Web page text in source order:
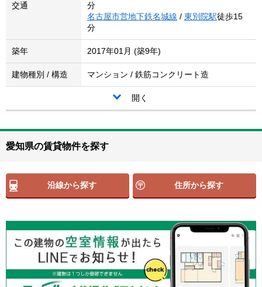
交通
分
名古屋市営地下鉄名城線 / 東別院駅徒歩15
分
築年 2017年01月 (築9年)
建物種別 / 構造 マンション / 鉄筋コンクリート造
開く
愛知県の賃貸物件を探す
沿線から探す 住所から探す